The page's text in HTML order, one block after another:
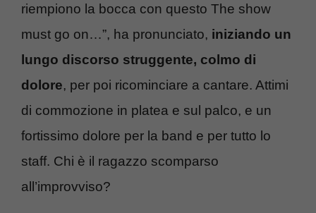
riempiono la bocca con questo The show
must go on…”, ha pronunciato, iniziando un
lungo discorso struggente, colmo di
dolore, per poi ricominciare a cantare. Attimi
di commozione in platea e sul palco, e un
fortissimo dolore per la band e per tutto lo
staff. Chi è il ragazzo scomparso
all’improvviso?